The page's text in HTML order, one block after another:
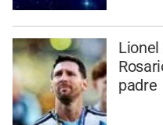
padre